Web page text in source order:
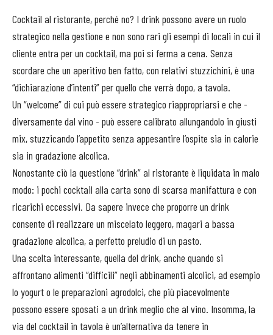
Cocktail al ristorante, perché no? I drink possono avere un ruolo
strategico nella gestione e non sono rari gli esempi di locali in cui il
cliente entra per un cocktail, ma poi si ferma a cena. Senza
scordare che un aperitivo ben fatto, con relativi stuzzichini, è una
“dichiarazione d’intenti” per quello che verrà dopo, a tavola.
Un “welcome” di cui può essere strategico riappropriarsi e che -
diversamente dal vino - può essere calibrato allungandolo in giusti
mix, stuzzicando l’appetito senza appesantire l’ospite sia in calorie
sia in gradazione alcolica.
Nonostante ciò la questione “drink” al ristorante è liquidata in malo
modo: i pochi cocktail alla carta sono di scarsa manifattura e con
ricarichi eccessivi. Da sapere invece che proporre un drink
consente di realizzare un miscelato leggero, magari a bassa
gradazione alcolica, a perfetto preludio di un pasto.
Una scelta interessante, quella del drink, anche quando si
affrontano alimenti “difficili” negli abbinamenti alcolici, ad esempio
lo yogurt o le preparazioni agrodolci, che più piacevolmente
possono essere sposati a un drink meglio che al vino. Insomma, la
via del cocktail in tavola è un’alternativa da tenere in